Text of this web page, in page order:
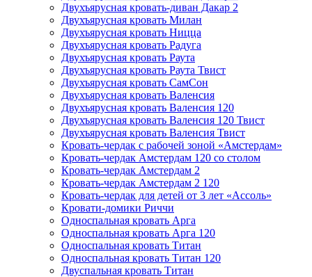
Двухъярусная кровать-диван Дакар 2
Двухъярусная кровать Милан
Двухъярусная кровать Ницца
Двухъярусная кровать Радуга
Двухъярусная кровать Раута
Двухъярусная кровать Раута Твист
Двухъярусная кровать СамСон
Двухъярусная кровать Валенсия
Двухъярусная кровать Валенсия 120
Двухъярусная кровать Валенсия 120 Твист
Двухъярусная кровать Валенсия Твист
Кровать-чердак с рабочей зоной «Амстердам»
Кровать-чердак Амстердам 120 со столом
Кровать-чердак Амстердам 2
Кровать-чердак Амстердам 2 120
Кровать-чердак для детей от 3 лет «Ассоль»
Кровати-домики Риччи
Односпальная кровать Арга
Односпальная кровать Арга 120
Односпальная кровать Титан
Односпальная кровать Титан 120
Двуспальная кровать Титан